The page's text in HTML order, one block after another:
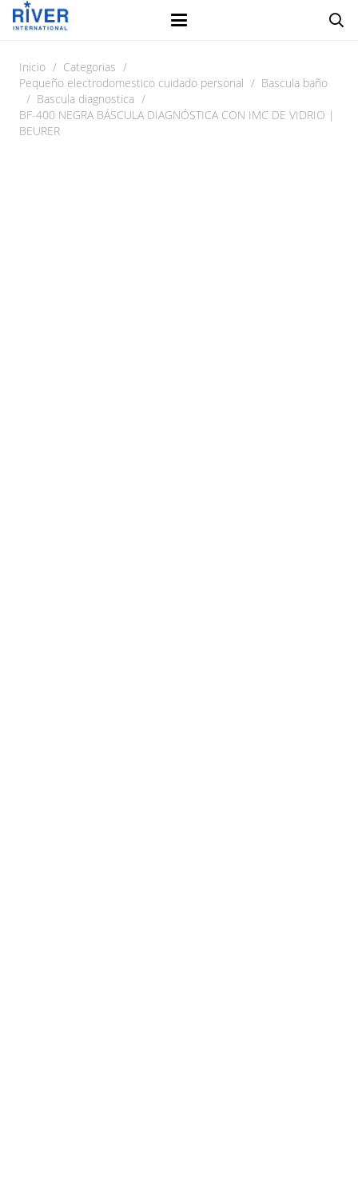
Inicio / Categorias /
Pequeño electrodomestico cuidado personal / Bascula baño
/ Bascula diagnostica /
BF-400 NEGRA BÁSCULA DIAGNÓSTICA CON IMC DE VIDRIO |
BEURER